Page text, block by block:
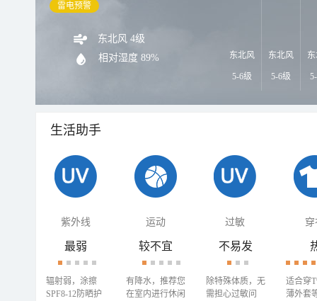
雷电预警
东北风 4级
相对湿度 89% 东北风
5-6级
东北风
5-6级
生活助手
紫外线 运动 过敏 穿
最弱
辐射弱，涂擦
SPF8-12防晒护
较不宜
有降水，推荐您
在室内进行休闲
不易发
除特殊体质，无
需担心过敏问
适合穿
薄外套